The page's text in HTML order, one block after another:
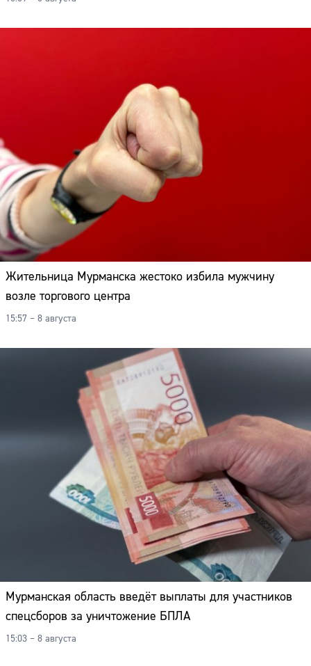
Жительница Мурманска жестоко избила мужчину
возле торгового центра
15:57 – 8 августа
Мурманская область введёт выплаты для участников
спецсборов за уничтожение БПЛА
15:03 – 8 августа